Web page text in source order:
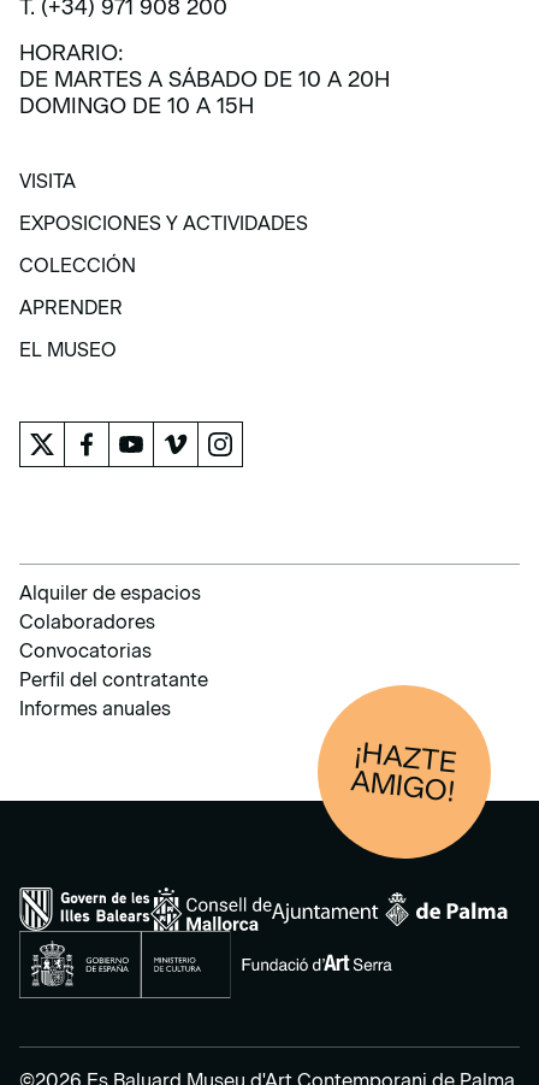
T. (+34) 971 908 200
HORARIO:
DE MARTES A SÁBADO DE 10 A 20H
DOMINGO DE 10 A 15H
VISITA
VISITA
EXPOSICIONES Y ACTIVIDADES
EXPOSICIONES Y ACTIVIDADES
COLECCIÓN
COLECCIÓN
APRENDER
APRENDER
EL MUSEO
Alquiler de espacios
Colaboradores
Convocatorias
Perfil del contratante
Informes anuales
¡HAZTE
AM
IGO!